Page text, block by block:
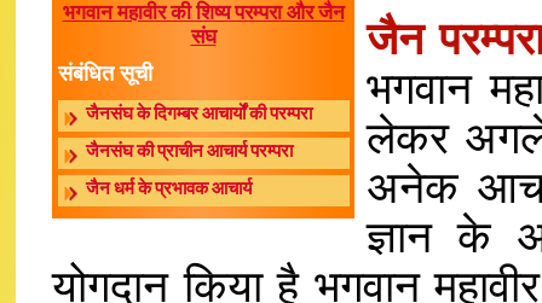
भगवान महावीर की शिष्य परम्परा और जैन
संघ
संबंधित सूची
जैनसंघ के दिगम्बर आचार्यों की परम्परा
जैनसंघ की प्राचीन आचार्य परम्परा
जैन धर्म के प्रभावक आचार्य
जैन
भगवान
लेकर अगले
अनेक
ज्ञान के
योगदान किया है भगवान